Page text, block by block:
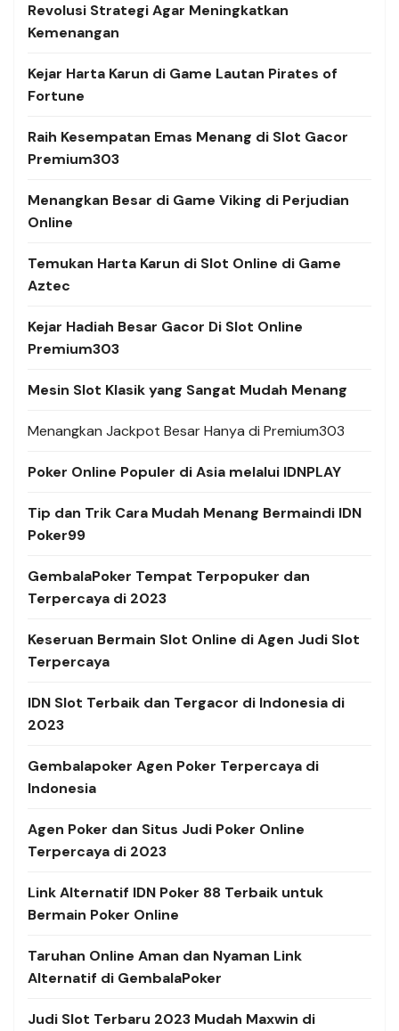
Revolusi Strategi Agar Meningkatkan
Kemenangan
Kejar Harta Karun di Game Lautan Pirates of
Fortune
Raih Kesempatan Emas Menang di Slot Gacor
Premium303
Menangkan Besar di Game Viking di Perjudian
Online
Temukan Harta Karun di Slot Online di Game
Aztec
Kejar Hadiah Besar Gacor Di Slot Online
Premium303
Mesin Slot Klasik yang Sangat Mudah Menang
Menangkan Jackpot Besar Hanya di Premium303
Poker Online Populer di Asia melalui IDNPLAY
Tip dan Trik Cara Mudah Menang Bermaindi IDN
Poker99
GembalaPoker Tempat Terpopuker dan
Terpercaya di 2023
Keseruan Bermain Slot Online di Agen Judi Slot
Terpercaya
IDN Slot Terbaik dan Tergacor di Indonesia di
2023
Gembalapoker Agen Poker Terpercaya di
Indonesia
Agen Poker dan Situs Judi Poker Online
Terpercaya di 2023
Link Alternatif IDN Poker 88 Terbaik untuk
Bermain Poker Online
Taruhan Online Aman dan Nyaman Link
Alternatif di GembalaPoker
Judi Slot Terbaru 2023 Mudah Maxwin di